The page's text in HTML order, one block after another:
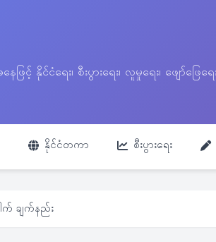
ေဖြင့် နိုင်ငံရေး၊ စီးပွားရေး၊ လူမှုရေး၊ ဖ
နိုင်ငံတကာ စီးပွားရေး
ါက် ချက်နည်း